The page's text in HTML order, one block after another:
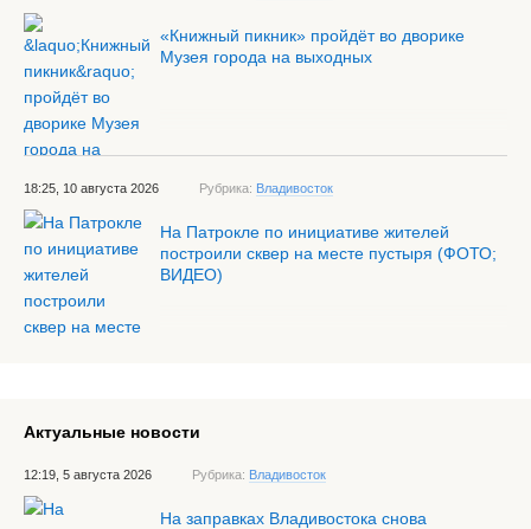
«Книжный пикник» пройдёт во дворике
Музея города на выходных
18:25, 10 августа 2026 Рубрика: Владивосток
На Патрокле по инициативе жителей
построили сквер на месте пустыря (ФОТО;
ВИДЕО)
Актуальные новости
12:19, 5 августа 2026 Рубрика: Владивосток
На заправках Владивостока снова